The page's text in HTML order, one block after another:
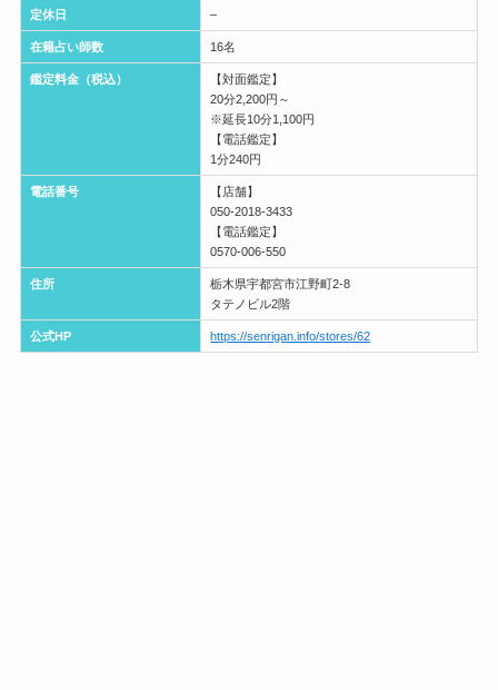
定休日 –
在籍占い師数 16名
鑑定料金（税込）
【対面鑑定】
20分2,200円～
※延長10分1,100円
【電話鑑定】
1分240円
電話番号
【店舗】
050-2018-3433
【電話鑑定】
0570-006-550
住所
栃木県宇都宮市江野町2-8
タテノビル2階
公式HP https://senrigan.info/stores/62